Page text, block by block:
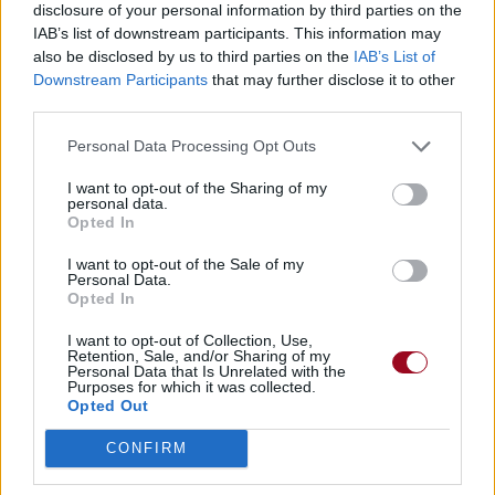
disclosure of your personal information by third parties on the
IAB’s list of downstream participants. This information may
also be disclosed by us to third parties on the IAB’s List of
Downstream Participants that may further disclose it to other
Personal Data Processing Opt Outs
I want to opt-out of the Sharing of my
personal data.
Opted In
I want to opt-out of the Sale of my
Personal Data.
Opted In
I want to opt-out of Collection, Use,
Retention, Sale, and/or Sharing of my
Personal Data that Is Unrelated with the
Purposes for which it was collected.
Opted Out
CONFIRM